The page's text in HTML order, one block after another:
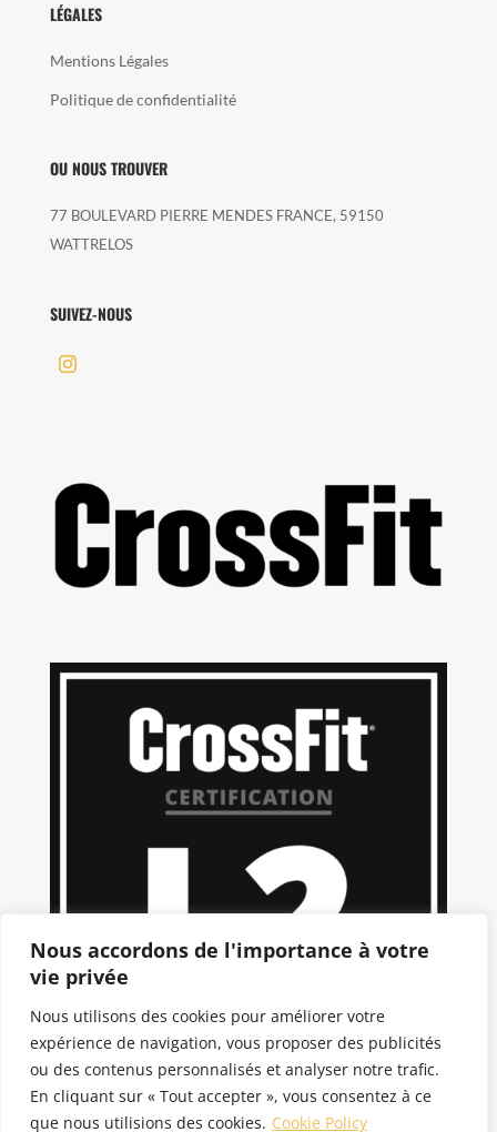
Nous accordons de l'importance à votre
vie privée
Nous utilisons des cookies pour améliorer votre
expérience de navigation, vous proposer des publicités
ou des contenus personnalisés et analyser notre trafic.
En cliquant sur « Tout accepter », vous consentez à ce
que nous utilisions des cookies. Cookie Policy
LÉGALES
Mentions Légales
Politique de confidentialité
OU NOUS TROUVER
77 BOULEVARD PIERRE MENDES FRANCE, 59150
WATTRELOS
SUIVEZ-NOUS